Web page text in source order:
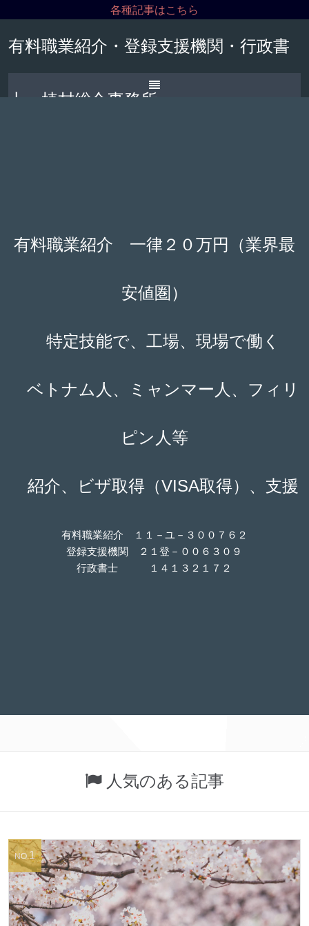
各種記事はこちら
有料職業紹介・登録支援機関・行政書
士 植村総合事務所
有料職業紹介 一律２０万円（業界最
安値圏）
特定技能で、工場、現場で働く
ベトナム人、ミャンマー人、フィリ
ピン人等
紹介、ビザ取得（VISA取得）、支援
有料職業紹介 １１－ユ－３００７６２
登録支援機関 ２１登－００６３０９
行政書士 １４１３２１７２
人気のある記事
NO.1